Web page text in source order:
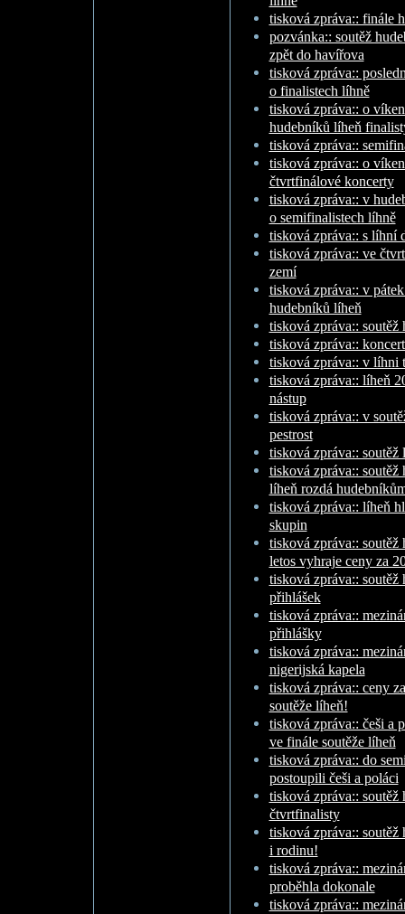
tisková zpráva:: finále
pozvánka:: soutěž
zpět do havířova
tisková zpráva::
o finalistech líhně
tisková zpráva:: o
hudebníků líheň
tisková zpráva::
tisková zpráva:: o
čtvrtfinálové koncerty
tisková zpráva:: v
o semifinalistech líhně
tisková zpráva:: s líhní
tisková zpráva:: ve
zemí
tisková zpráva:: v
hudebníků líheň
tisková zpráva::
tisková zpráva::
tisková zpráva:: v líhni
tisková zpráva:: líheň
nástup
tisková zpráva:: v
pestrost
tisková zpráva::
tisková zpráva::
líheň rozdá
tisková zpráva:: líheň
skupin
tisková zpráva::
letos vyhraje ceny za
tisková zpráva::
přihlášek
tisková zpráva::
přihlášky
tisková zpráva::
nigerijská kapela
tisková zpráva:: ceny
soutěže líheň!
tisková zpráva:: češi a
ve finále soutěže líheň
tisková zpráva:: do
postoupili češi a poláci
tisková zpráva::
čtvrtfinalisty
tisková zpráva::
i rodinu!
tisková zpráva::
proběhla dokonale
tisková zpráva::